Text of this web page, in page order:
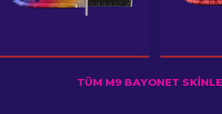
TÜM M9 BAYONET